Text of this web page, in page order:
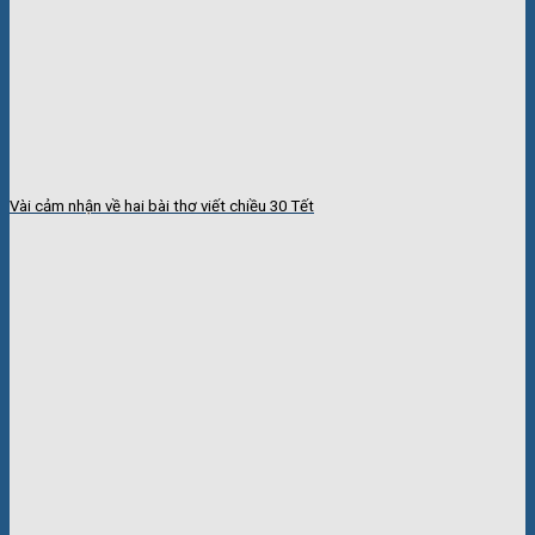
Vài cảm nhận về hai bài thơ viết chiều 30 Tết